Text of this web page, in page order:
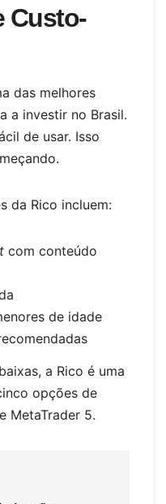
Custo-
das melhores
a investir no Brasil.
de usar. Isso
da Rico incluem:
com conteúdo
de idade
a Rico é uma
opções de
MetaTrader 5.